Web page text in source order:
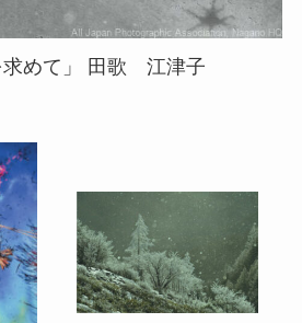
求めて」 田歌 江津子